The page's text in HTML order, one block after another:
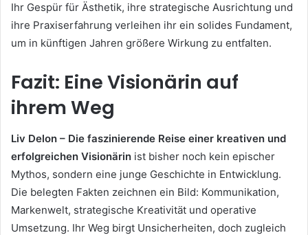
Ihr Gespür für Ästhetik, ihre strategische Ausrichtung und
ihre Praxiserfahrung verleihen ihr ein solides Fundament,
um in künftigen Jahren größere Wirkung zu entfalten.
Fazit: Eine Visionärin auf
ihrem Weg
Liv Delon – Die faszinierende Reise einer kreativen und
erfolgreichen Visionärin ist bisher noch kein epischer
Mythos, sondern eine junge Geschichte in Entwicklung.
Die belegten Fakten zeichnen ein Bild: Kommunikation,
Markenwelt, strategische Kreativität und operative
Umsetzung. Ihr Weg birgt Unsicherheiten, doch zugleich